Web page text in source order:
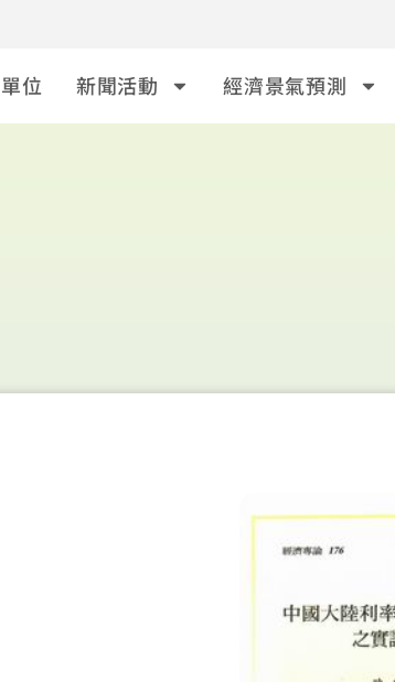
位 新聞活動 經濟景氣預測